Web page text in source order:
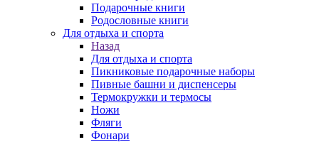
Подарочные книги
Родословные книги
Для отдыха и спорта
Назад
Для отдыха и спорта
Пикниковые подарочные наборы
Пивные башни и диспенсеры
Термокружки и термосы
Ножи
Фляги
Фонари